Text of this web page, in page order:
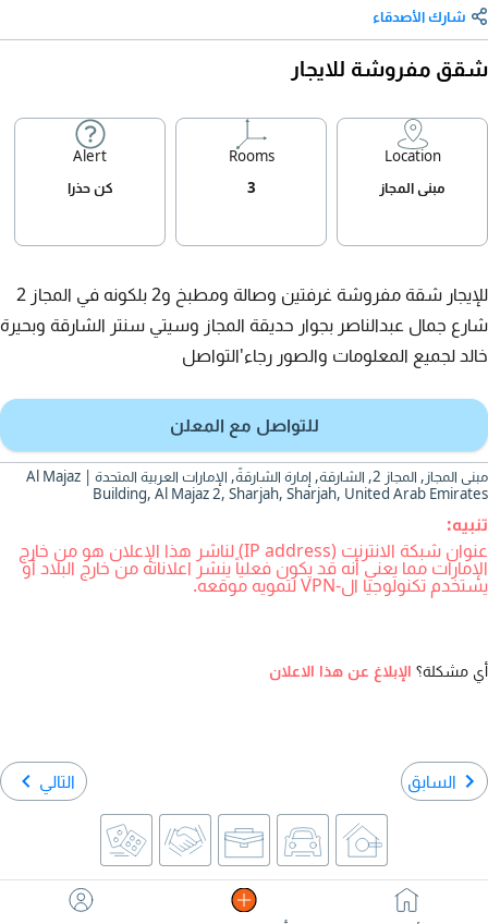
شارك الأصدقاء
شقق مفروشة للايجار
Location
مبنى المجاز
Rooms
3
Alert
كن حذرا
للإيجار شقة مفروشة غرفتين وصالة ومطبخ و2 بلكونه في المجاز 2
شارع جمال عبدالناصر بجوار حديقة المجاز وسيتي سنتر الشارقة وبحيرة
خالد لجميع المعلومات والصور رجاء'التواصل
للتواصل مع المعلن
مبنى المجاز, المجاز 2, الشارقة, إمارة الشارقةّ, الإمارات العربية المتحدة | Al Majaz
Building, Al Majaz 2, Sharjah, Sharjah, United Arab Emirates
تنبيه:
عنوان شبكة الانترنت (IP address) لناشر هذا الإعلان هو من خارج
الإمارات مما يعني أنه قد يكون فعلياً ينشر اعلاناته من خارج البلاد أو
يستخدم تكنولوجيا ال-VPN لتمويه موقعه.
أي مشكلة؟ الإبلاغ عن هذا الاعلان
السابق التالي